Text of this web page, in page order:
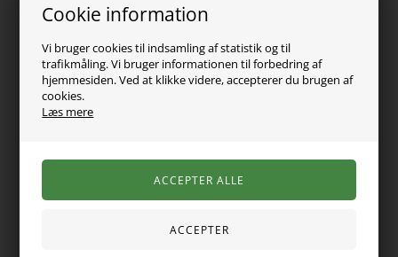
Cookie information
Vi bruger cookies til indsamling af statistik og til
trafikmåling. Vi bruger informationen til forbedring af
hjemmesiden. Ved at klikke videre, accepterer du brugen af
cookies.
Læs mere
149,00DKK
Vælg Størrelse
I denne pakke får du 2 par skønne røde leggings fra det